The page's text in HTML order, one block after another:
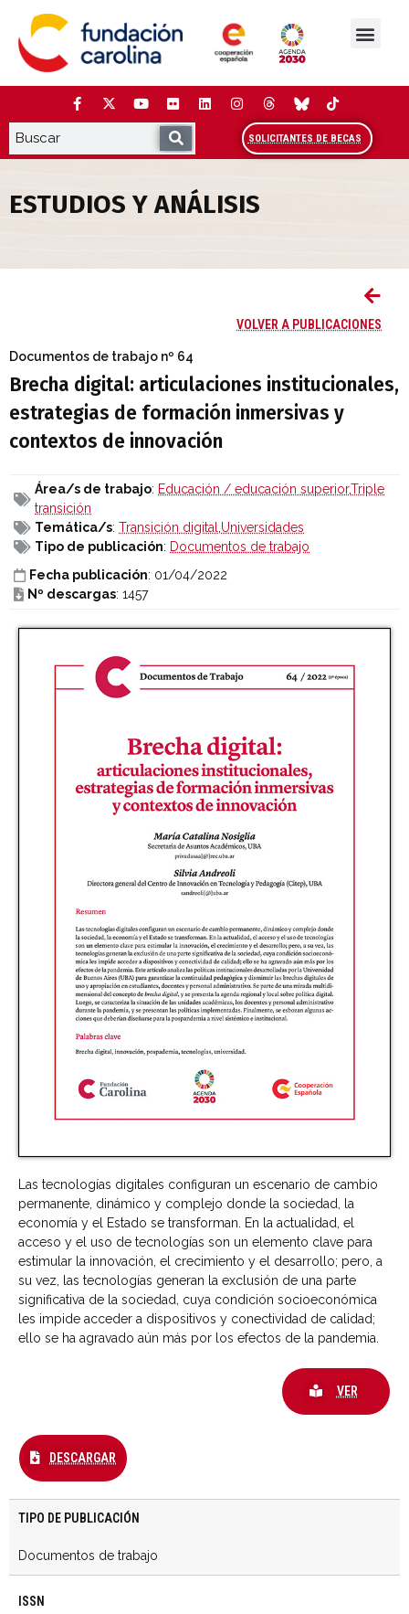
contenido
SOLICITANTES DE BECAS
ESTUDIOS Y ANÁLISIS
VOLVER A PUBLICACIONES
Documentos de trabajo nº 64
Brecha digital: articulaciones institucionales,
estrategias de formación inmersivas y
contextos de innovación
Área/s de trabajo: Educación / educación superior,Triple
transición
Temática/s: Transición digital,Universidades
Tipo de publicación: Documentos de trabajo
Fecha publicación: 01/04/2022
Nº descargas: 1457
Las tecnologías digitales configuran un escenario de cambio
permanente, dinámico y complejo donde la sociedad, la
economía y el Estado se transforman. En la actualidad, el
acceso y el uso de tecnologías son un elemento clave para
estimular la innovación, el crecimiento y el desarrollo; pero, a
su vez, las tecnologías generan la exclusión de una parte
significativa de la sociedad, cuya condición socioeconómica
les impide acceder a dispositivos y conectividad de calidad;
ello se ha agravado aún más por los efectos de la pandemia.
VER
DESCARGAR
TIPO DE PUBLICACIÓN
Documentos de trabajo
ISSN